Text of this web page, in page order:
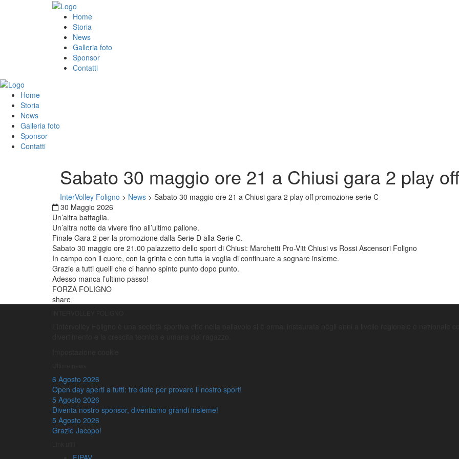
Home
Storia
News
Galleria foto
Sponsor
Contatti
Home
Storia
News
Galleria foto
Sponsor
Contatti
Sabato 30 maggio ore 21 a Chiusi gara 2 play
InterVolley Foligno > News > Sabato 30 maggio ore 21 a Chiusi gara 2 play off promozione serie C
30 Maggio 2026
Un’altra battaglia.
Un’altra notte da vivere fino all’ultimo pallone.
Finale Gara 2 per la promozione dalla Serie D alla Serie C.
Sabato 30 maggio ore 21.00 palazzetto dello sport di Chiusi: Marchetti Pro-Vitt Chiusi vs Rossi Ascensori Foligno
In campo con il cuore, con la grinta e con tutta la voglia di continuare a sognare insieme.
Grazie a tutti quelli che ci hanno spinto punto dopo punto.
Adesso manca l’ultimo passo!
FORZA FOLIGNO
share
6 Agosto 2026
Open day aperti a tutti: tre date per provare il nostro sport!
5 Agosto 2026
Diventa nostro sponsor, diventiamo grandi insieme!
5 Agosto 2026
Grazie Jacopo!